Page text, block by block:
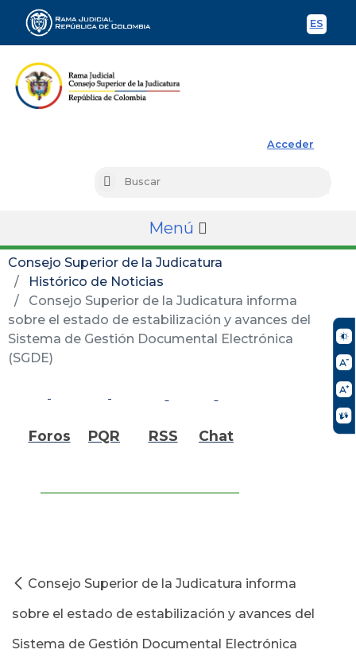
ES
Acceder
Buscar
Menú
Consejo Superior de la Judicatura
Histórico de Noticias
Consejo Superior de la Judicatura informa
sobre el estado de estabilización y avances del
Sistema de Gestión Documental Electrónica
(SGDE)
Foros PQR RSS Chat
Consejo Superior de la Judicatura informa
sobre el estado de estabilización y avances del
Sistema de Gestión Documental Electrónica